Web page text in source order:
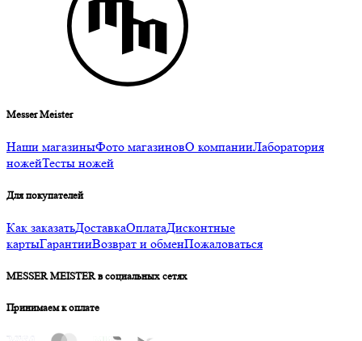
Messer Meister
Наши магазиныФото магазиновО компанииЛаборатория
ножейТесты ножей
Для покупателей
Как заказатьДоставкаОплатаДисконтные
картыГарантииВозврат и обменПожаловаться
MESSER MEISTER в социальных сетях
Принимаем к оплате